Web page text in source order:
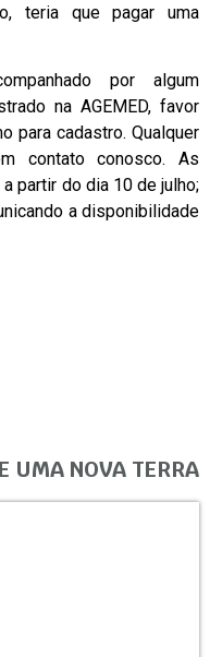
teria que pagar uma
por algum
na AGEMED, favor
para cadastro. Qualquer
contato conosco. As
partir do dia 10 de julho;
a disponibilidade
UMA NOVA TERRA